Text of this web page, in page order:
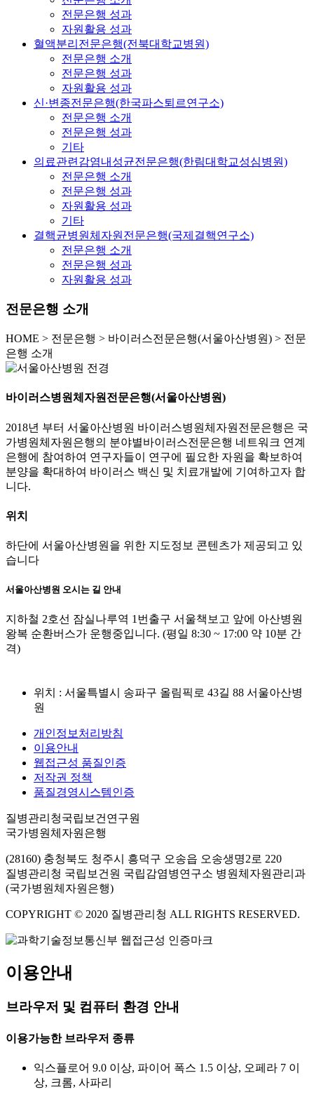
전문은행 성과
자원활용 성과
혈액분리전문은행(전북대학교병원)
전문은행 소개
전문은행 성과
자원활용 성과
신·변종전문은행(한국파스퇴르연구소)
전문은행 소개
전문은행 성과
기타
의료관련감염내성균전문은행(한림대학교성심병원)
전문은행 소개
전문은행 성과
자원활용 성과
기타
결핵균병원체자원전문은행(국제결핵연구소)
전문은행 소개
전문은행 성과
자원활용 성과
전문은행 소개
HOME > 전문은행 > 바이러스전문은행(서울아산병원) > 전문
은행 소개
바이러스병원체자원전문은행(서울아산병원)
2018년 부터 서울아산병원 바이러스병원체자원전문은행은 국
가병원체자원은행의 분야별바이러스전문은행 네트워크 연계
은행에 참여하여 연구자들이 연구에 필요한 자원을 확보하여
분양을 확대하여 바이러스 백신 및 치료개발에 기여하고자 합
니다.
위치
하단에 서울아산병원을 위한 지도정보 콘텐츠가 제공되고 있
습니다
서울아산병원 오시는 길 안내
지하철 2호선 잠실나루역 1번출구 서울책보고 앞에 아산병원
왕복 순환버스가 운행중입니다. (평일 8:30 ~ 17:00 약 10분 간
격)
위치 : 서울특별시 송파구 올림픽로 43길 88 서울아산병
원
개인정보처리방침
이용안내
웹접근성 품질인증
저작권 정책
품질경영시스템인증
질병관리청국립보건연구원
국가병원체자원은행
(28160) 충청북도 청주시 흥덕구 오송읍 오송생명2로 220
질병관리청 국립보건원 국립감염병연구소 병원체자원관리과
(국가병원체자원은행)
COPYRIGHT © 2020 질병관리청 ALL RIGHTS RESERVED.
이용안내
브라우저 및 컴퓨터 환경 안내
이용가능한 브라우저 종류
익스플로어 9.0 이상, 파이어 폭스 1.5 이상, 오페라 7 이
상, 크롬, 사파리